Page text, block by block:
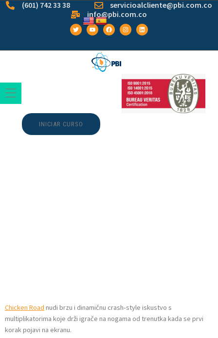
(601) 742 33 38
servicioalcliente@pbi.com.co
info@pbi.com.co
INICIAR CURSO
Chicken Road nudi brzu i dinamičnu crash‑style iskustvo s
multiplikatorima koje drži igrače na nogama od trenutka kada se prvi
korak pojavi na ekranu.